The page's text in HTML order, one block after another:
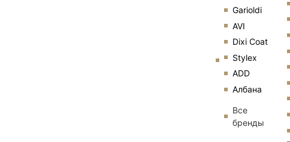
Garioldi
AVI
Dixi Coat
Stylex
ADD
Албана
Все
бренды